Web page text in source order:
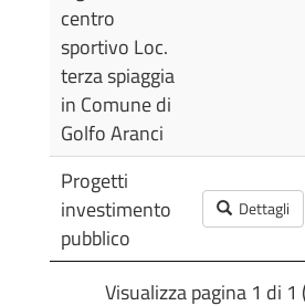
centro
sportivo Loc.
terza spiaggia
in Comune di
Golfo Aranci
Progetti
investimento
pubblico
Dettagli
Visualizza pagina 1 di 1